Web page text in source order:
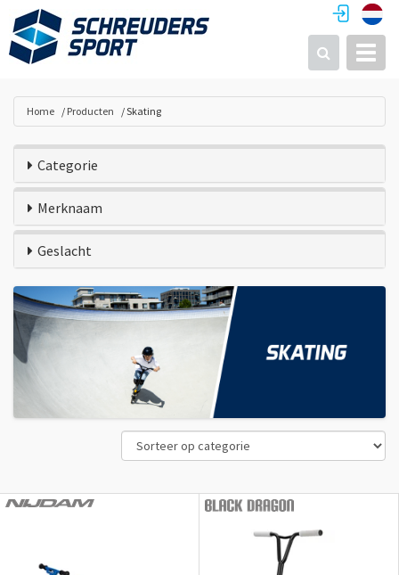
Zoeken
Home Producten Skating
Categorie
Merknaam
Geslacht